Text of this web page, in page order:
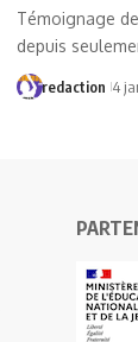
Témoignage
depuis
redaction 4